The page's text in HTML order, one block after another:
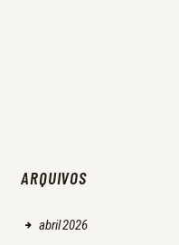
ARQUIVOS
abril2026